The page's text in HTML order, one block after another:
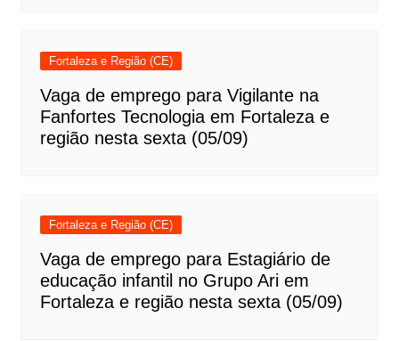
Fortaleza e Região (CE)
Vaga de emprego para Vigilante na
Fanfortes Tecnologia em Fortaleza e
região nesta sexta (05/09)
Fortaleza e Região (CE)
Vaga de emprego para Estagiário de
educação infantil no Grupo Ari em
Fortaleza e região nesta sexta (05/09)